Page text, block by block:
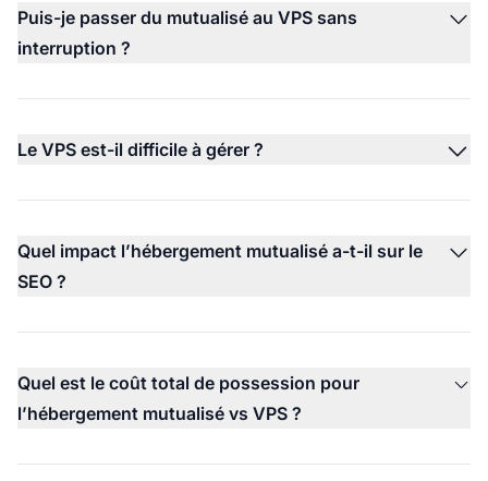
Puis-je passer du mutualisé au VPS sans
interruption ?
Le VPS est-il difficile à gérer ?
Quel impact l’hébergement mutualisé a-t-il sur le
SEO ?
Quel est le coût total de possession pour
l’hébergement mutualisé vs VPS ?